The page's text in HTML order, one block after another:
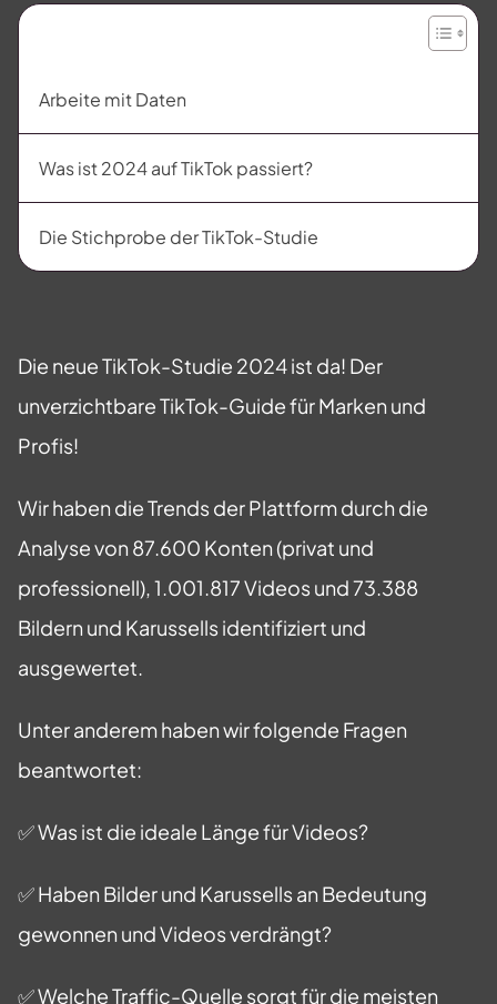
Arbeite mit Daten
Was ist 2024 auf TikTok passiert?
Die Stichprobe der TikTok-Studie
Die neue TikTok-Studie 2024 ist da! Der
unverzichtbare TikTok-Guide für Marken und
Profis!
Wir haben die Trends der Plattform durch die
Analyse von 87.600 Konten (privat und
professionell), 1.001.817 Videos und 73.388
Bildern und Karussells identifiziert und
ausgewertet.
Unter anderem haben wir folgende Fragen
beantwortet:
✅ Was ist die ideale Länge für Videos?
✅ Haben Bilder und Karussells an Bedeutung
gewonnen und Videos verdrängt?
✅ Welche Traffic-Quelle sorgt für die meisten